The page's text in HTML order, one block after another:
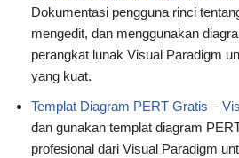
Dokumentasi pengguna rinci
mengedit, dan menggunakan
perangkat lunak Visual Paradigm
yang kuat.
Templat Diagram PERT Gratis –
dan gunakan templat diagram
profesional dari Visual Paradigm